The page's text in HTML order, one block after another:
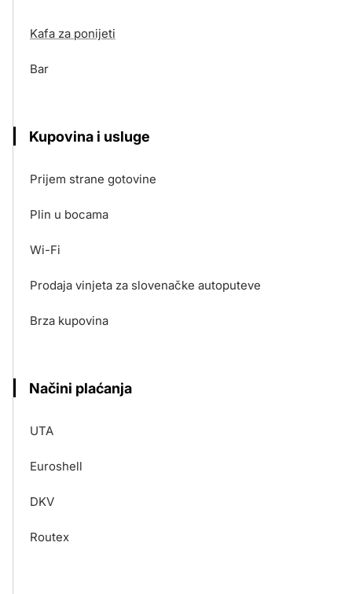
Kafa za ponijeti
Bar
Kupovina i usluge
Prijem strane gotovine
Plin u bocama
Wi-Fi
Prodaja vinjeta za slovenačke autoputeve
Brza kupovina
Načini plaćanja
UTA
Euroshell
DKV
Routex